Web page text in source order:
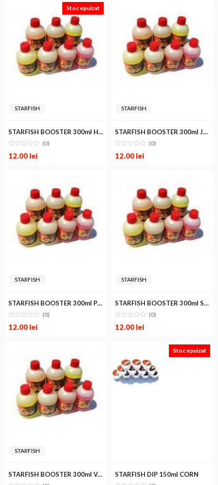
Stoc epuizat
STARFISH
STARFISH BOOSTER 300ml HONEY
(0)
12.00 lei
STARFISH
STARFISH BOOSTER 300ml JOHNY WALKER
(0)
12.00 lei
STARFISH
STARFISH BOOSTER 300ml PEACH
(0)
12.00 lei
STARFISH
STARFISH BOOSTER 300ml SWEET ORANGE
(0)
12.00 lei
STARFISH
STARFISH BOOSTER 300ml VANILA
Stoc epuizat
STARFISH DIP 150ml CORN